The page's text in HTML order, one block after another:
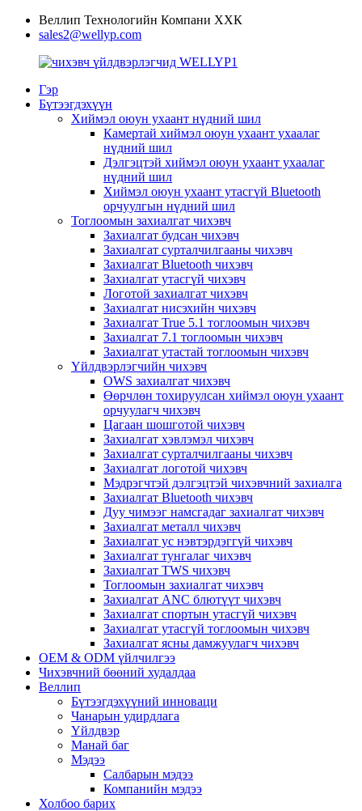
Веллип Технологийн Компани ХХК
sales2@wellyp.com
Гэр
Бүтээгдэхүүн
Хиймэл оюун ухаант нүдний шил
Камертай хиймэл оюун ухаант ухаалаг
нүдний шил
Дэлгэцтэй хиймэл оюун ухаант ухаалаг
нүдний шил
Хиймэл оюун ухаант утасгүй Bluetooth
орчуулгын нүдний шил
Тоглоомын захиалгат чихэвч
Захиалгат будсан чихэвч
Захиалгат сурталчилгааны чихэвч
Захиалгат Bluetooth чихэвч
Захиалгат утасгүй чихэвч
Логотой захиалгат чихэвч
Захиалгат нисэхийн чихэвч
Захиалгат True 5.1 тоглоомын чихэвч
Захиалгат 7.1 тоглоомын чихэвч
Захиалгат утастай тоглоомын чихэвч
Үйлдвэрлэгчийн чихэвч
OWS захиалгат чихэвч
Өөрчлөн тохируулсан хиймэл оюун ухаант
орчуулагч чихэвч
Цагаан шошготой чихэвч
Захиалгат хэвлэмэл чихэвч
Захиалгат сурталчилгааны чихэвч
Захиалгат логотой чихэвч
Мэдрэгчтэй дэлгэцтэй чихэвчний захиалга
Захиалгат Bluetooth чихэвч
Дуу чимээг намсгадаг захиалгат чихэвч
Захиалгат металл чихэвч
Захиалгат ус нэвтэрдэггүй чихэвч
Захиалгат тунгалаг чихэвч
Захиалгат TWS чихэвч
Тоглоомын захиалгат чихэвч
Захиалгат ANC блютүүт чихэвч
Захиалгат спортын утасгүй чихэвч
Захиалгат утасгүй тоглоомын чихэвч
Захиалгат ясны дамжуулагч чихэвч
OEM & ODM үйлчилгээ
Чихэвчний бөөний худалдаа
Веллип
Бүтээгдэхүүний инноваци
Чанарын удирдлага
Үйлдвэр
Манай баг
Мэдээ
Салбарын мэдээ
Компанийн мэдээ
Холбоо барих